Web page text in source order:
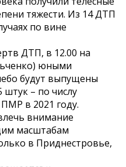
тяжести. Из 14 ДТП
по вине
ДТП, в 12.00 на
юными
будут выпущены
– по числу
в 2021 году.
внимание
масштабам
в Приднестровье,